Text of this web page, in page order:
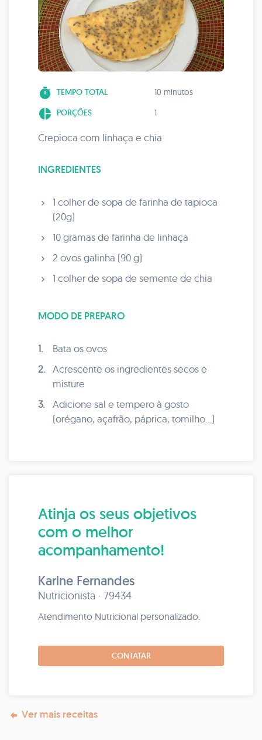
timer TEMPO TOTAL 10 minutos
pie_chart PORÇÕES 1
Crepioca com linhaça e chia
INGREDIENTES
1 colher de sopa de farinha de tapioca
(20g)
10 gramas de farinha de linhaça
2 ovos galinha (90 g)
1 colher de sopa de semente de chia
MODO DE PREPARO
1.
Bata os ovos
2.
Acrescente os ingredientes secos e
misture
3.
Adicione sal e tempero à gosto
(orégano, açafrão, páprica, tomilho...)
Atinja os seus objetivos
com o melhor
acompanhamento!
Karine Fernandes
Nutricionista · 79434
Atendimento Nutricional personalizado.
CONTATAR
Ver mais receitas